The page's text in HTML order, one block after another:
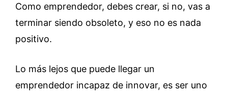
Como emprendedor, debes crear, si no, vas a
terminar siendo obsoleto, y eso no es nada
positivo.
Lo más lejos que puede llegar un
emprendedor incapaz de innovar, es ser uno